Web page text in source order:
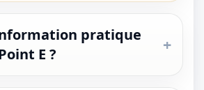
pratique
E ?